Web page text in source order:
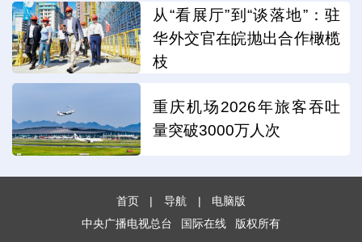
从“看展厅”到“谈落地”：驻
华外交官在皖抛出合作橄榄
枝
重庆机场2026年旅客吞吐
量突破3000万人次
首页 | 导航 |
电脑版
中央广播电视总台
国际在线 版权所有